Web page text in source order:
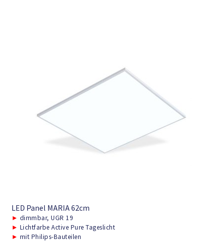
LED Panel MARIA 62cm
► dimmbar, UGR 19
► Lichtfarbe Active Pure Tageslicht
► mit Philips-Bauteilen